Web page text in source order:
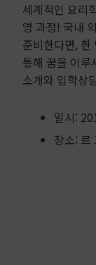
세계적인 요리
영 과정! 국내
준비한다면, 한
통해 꿈을 이루
소개와 입학상
일시:
장소: 르